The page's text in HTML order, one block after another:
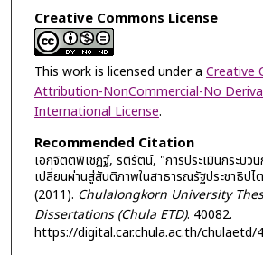
Creative Commons License
This work is licensed under a Creative
Attribution-NonCommercial-No
International License.
Recommended Citation
เอกจิตตพิเชฎฐ์, รติรัตน์, "การประเมินกระบว
เปลี่ยนผ่านสู่สันติภาพในสาธารณรัฐประชาธิป
(2011). Chulalongkorn University
Dissertations (Chula ETD). 40082.
https://digital.car.chula.ac.th/chulaetd/